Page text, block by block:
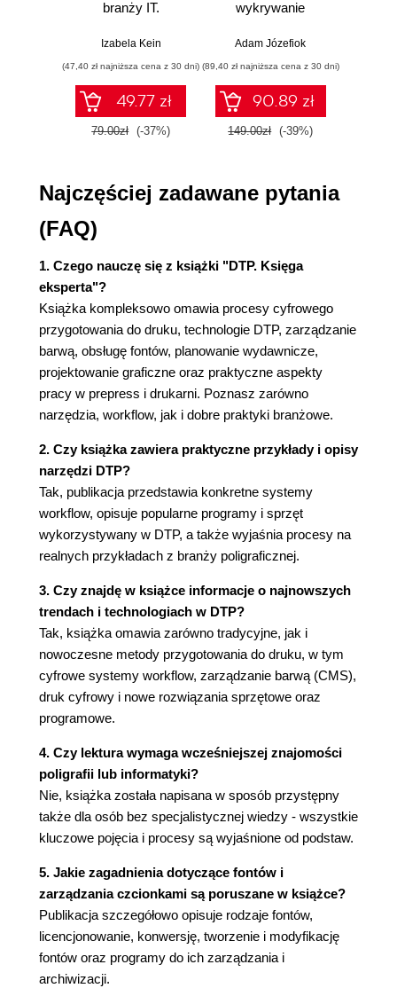
Cykl produkcyjny (59)
Systemy przepływu prac (60)
AC&C HSH Group PDF PuzzleFlow (61)
Adobe InScope (73)
Agfa Apogee, Apogee2 i 3 (74)
Agfa Delano (105)
Błyskawiczne Kalkulacje Poligraficzne (122)
CreoScitex Brisque i PS/M (129)
CreoScitex / Heidelberg Prinergy (131)
EFI Command WorkStation (135)
Enfocus Certified Workflow (135)
Fujifilm CelebraNT Plus (136)
Fujifilm Celebrant Extreme (136)
Fujifilm Valiano (137)
GrandSoft Galileo (137)
Heidelberg DataControl (140)
Heidelberg Delta Technology (141)
Infosystems Printmanager (142)
Monotype PrintExpress (145)
Parascan Q-Manager (146)
Screen Trueflow (147)
Ultimate Technographics ezWorkflow (147)
Inne rozwiązania workflow (148)
Uwagi końcowe o systemach przepływu prac
(149)
Wdrażanie systemu workflow (150)
Systemy ultraszybkiego przesyłania danych (155)
Korzystanie z SPC (155)
Rozdział 3. Komputerowe wspomaganie DTP (159)
Budowa komputera (159)
Liczenie w systemie dwójkowym i
szesnastkowym (164)
Podział i charakterystyka komputerów (165)
Praca w sieci komputerowej (173)
Oprogramowanie komputerowe (227)
Programy OCR, ICR i AVR (228)
Edytory tekstu (230)
Programy skanujące (231)
Programy do grafiki rastrowej (248)
Programy do grafiki wektorowej (250)
branży IT.
przykłady i
Izabela Kein
(47,40 zł najniższa cena z 30 dni)
49.77 zł
79.00zł (-37%)
wykrywanie
Adam Józefiok
(89,40 zł najniższa cena z 30 dni)
90.89 zł
149.00zł (-39%)
Najczęściej zadawane pytania
(FAQ)
1. Czego nauczę się z książki "DTP. Księga
eksperta"?
Książka kompleksowo omawia procesy cyfrowego
przygotowania do druku, technologie DTP, zarządzanie
barwą, obsługę fontów, planowanie wydawnicze,
projektowanie graficzne oraz praktyczne aspekty
pracy w prepress i drukarni. Poznasz zarówno
narzędzia, workflow, jak i dobre praktyki branżowe.
2. Czy książka zawiera praktyczne przykłady i opisy
narzędzi DTP?
Tak, publikacja przedstawia konkretne systemy
workflow, opisuje popularne programy i sprzęt
wykorzystywany w DTP, a także wyjaśnia procesy na
realnych przykładach z branży poligraficznej.
3. Czy znajdę w książce informacje o najnowszych
trendach i technologiach w DTP?
Tak, książka omawia zarówno tradycyjne, jak i
nowoczesne metody przygotowania do druku, w tym
cyfrowe systemy workflow, zarządzanie barwą (CMS),
druk cyfrowy i nowe rozwiązania sprzętowe oraz
programowe.
4. Czy lektura wymaga wcześniejszej znajomości
poligrafii lub informatyki?
Nie, książka została napisana w sposób przystępny
także dla osób bez specjalistycznej wiedzy - wszystkie
kluczowe pojęcia i procesy są wyjaśnione od podstaw.
5. Jakie zagadnienia dotyczące fontów i
zarządzania czcionkami są poruszane w książce?
Publikacja szczegółowo opisuje rodzaje fontów,
licencjonowanie, konwersję, tworzenie i modyfikację
fontów oraz programy do ich zarządzania i
archiwizacji.